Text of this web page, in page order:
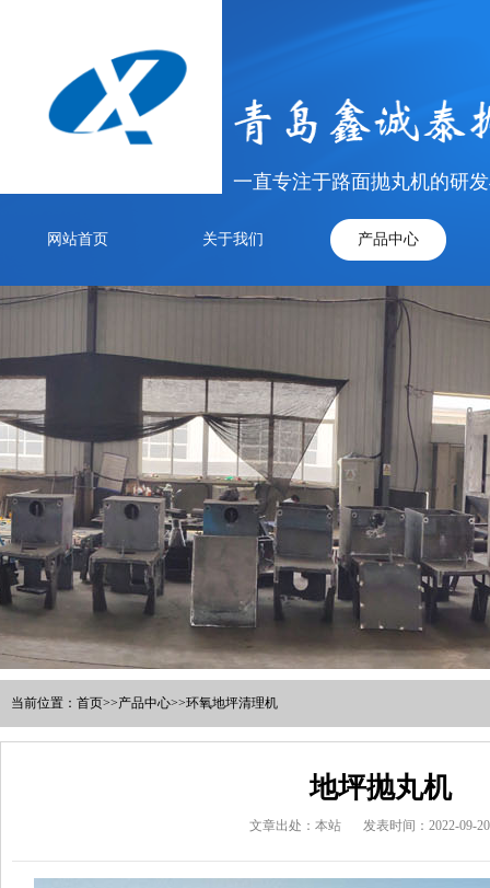
一直专注于路面抛丸机的研
网站首页 关于我们 产品中心
当前位置： 首页>>产品中心>>环氧地坪清理机
地坪抛丸机
文章出处：本站 发表时间：2022-09-20